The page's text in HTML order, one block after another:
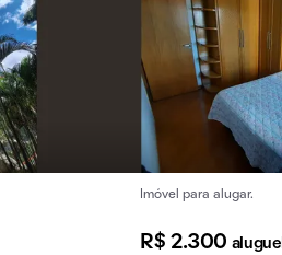
Imóvel para alugar.
R$ 2.300 aluguel